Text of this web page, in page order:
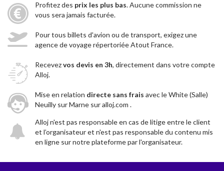
Profitez des prix les plus bas. Aucune commission ne
vous sera jamais facturée.
Pour tous billets d'avion ou de transport, exigez une
agence de voyage répertoriée Atout France.
Recevezvos devis en 3h, directement dans votre compte
Alloj.
Mise en relation directe sans frais avec le White (Salle)
Neuilly sur Marne sur alloj.com .
Alloj n'est pas responsable en cas de litige entre le client
et l’organisateur et n'est pas responsable du contenu mis
en ligne sur notre plateforme par l'organisateur.